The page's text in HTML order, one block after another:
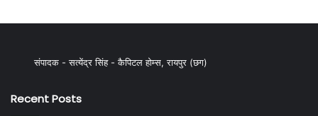
संपादक - सत्येंद्र सिंह - कैपिटल होम्स, रायपुर (छग)
Recent Posts